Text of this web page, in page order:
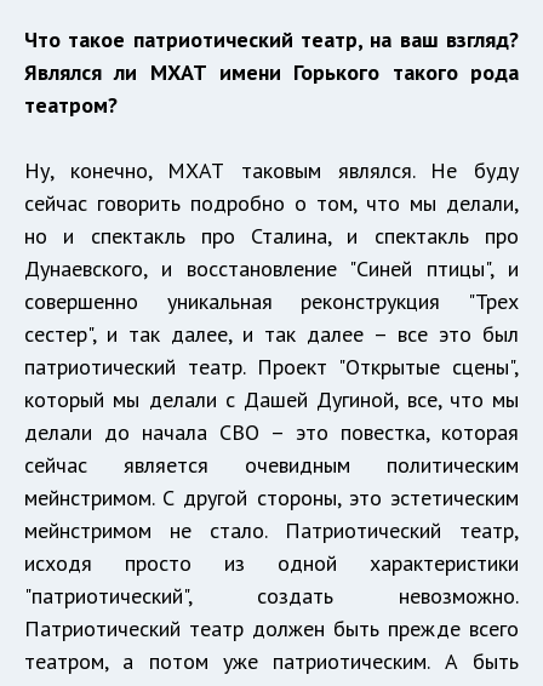
Что такое патриотический театр, на ваш взгляд?
Являлся ли МХАТ имени Горького такого рода
театром?
Ну, конечно, МХАТ таковым являлся. Не буду
сейчас говорить подробно о том, что мы делали,
но и спектакль про Сталина, и спектакль про
Дунаевского, и восстановление "Синей птицы", и
совершенно уникальная реконструкция "Трех
сестер", и так далее, и так далее – все это был
патриотический театр. Проект "Открытые сцены",
который мы делали с Дашей Дугиной, все, что мы
делали до начала СВО – это повестка, которая
сейчас является очевидным политическим
мейнстримом. С другой стороны, это эстетическим
мейнстримом не стало. Патриотический театр,
исходя просто из одной характеристики
"патриотический", создать невозможно.
Патриотический театр должен быть прежде всего
театром, а потом уже патриотическим. А быть